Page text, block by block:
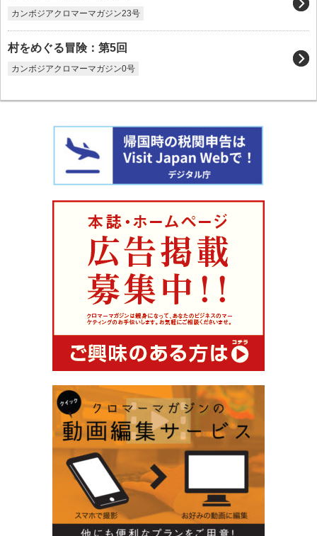
カンボジアクロマーマガジン23号
村をめぐる冒険：第5回
カンボジアクロマーマガジン0号